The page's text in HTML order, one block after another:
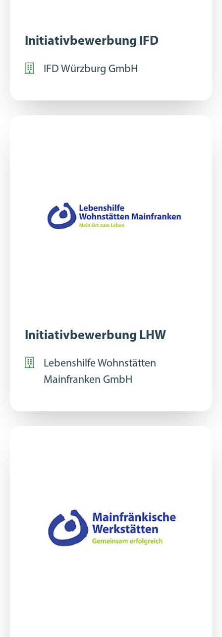
Initiativbewerbung IFD
IFD Würzburg GmbH
Initiativbewerbung LHW
Lebenshilfe Wohnstätten
Mainfranken GmbH